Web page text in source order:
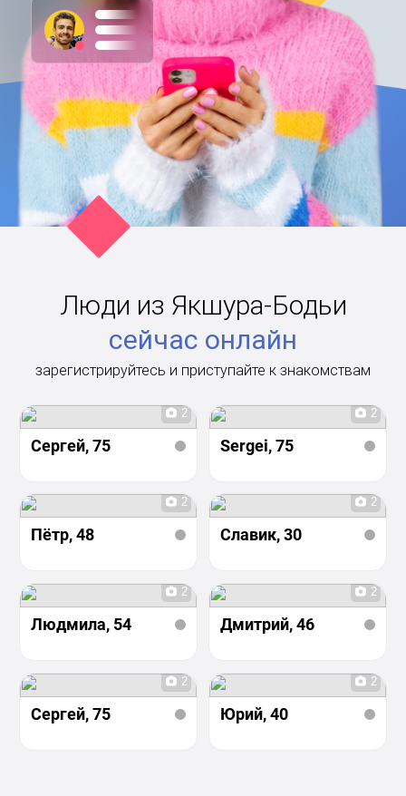
Люди из Якшура-Бодьи
сейчас онлайн
зарегистрируйтесь и приступайте к знакомствам
2
Сергей, 75
2
Sergei, 75
2
Пётр, 48
2
Славик, 30
2
Людмила, 54
2
Дмитрий, 46
2
Сергей, 75
2
Юрий, 40